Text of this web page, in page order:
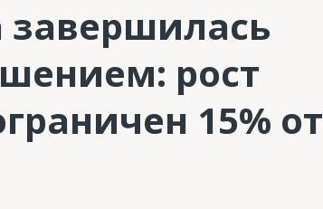
завершилась
рост
15% от